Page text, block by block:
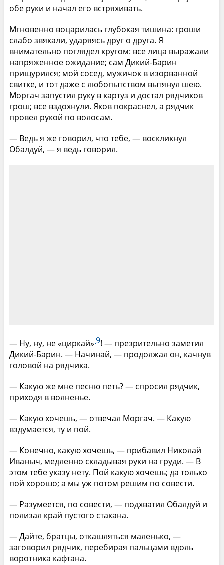
обе руки и начал его встряхивать.
Мгновенно воцарилась глубокая тишина: гроши
слабо звякали, ударяясь друг о друга. Я
внимательно поглядел кругом: все лица выражали
напряженное ожидание; сам Дикий-Барин
прищурился; мой сосед, мужичок в изорванной
свитке, и тот даже с любопытством вытянул шею.
Моргач запустил руку в картуз и достал рядчиков
грош; все вздохнули. Яков покраснел, а рядчик
провел рукой по волосам.
— Ведь я же говорил, что тебе, — воскликнул
Обалдуй, — я ведь говорил.
— Ну, ну, не «циркай»9! — презрительно заметил
Дикий-Барин. — Начинай, — продолжал он, качнув
головой на рядчика.
— Какую же мне песню петь? — спросил рядчик,
приходя в волненье.
— Какую хочешь, — отвечал Моргач. — Какую
вздумается, ту и пой.
— Конечно, какую хочешь, — прибавил Николай
Иваныч, медленно складывая руки на груди. — В
этом тебе указу нету. Пой какую хочешь; да только
пой хорошо; а мы уж потом решим по совести.
— Разумеется, по совести, — подхватил Обалдуй и
полизал край пустого стакана.
— Дайте, братцы, откашляться маленько, —
заговорил рядчик, перебирая пальцами вдоль
воротника кафтана.